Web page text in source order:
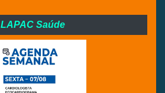
LAPAC Saúde